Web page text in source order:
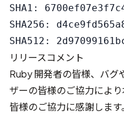
SHA1:
SHA256:
リリースコメント
Ruby 開発者の皆様、バグ
ザーの皆様のご協力により
皆様のご協力に感謝します。